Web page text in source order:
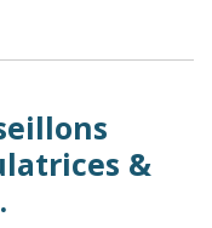
&